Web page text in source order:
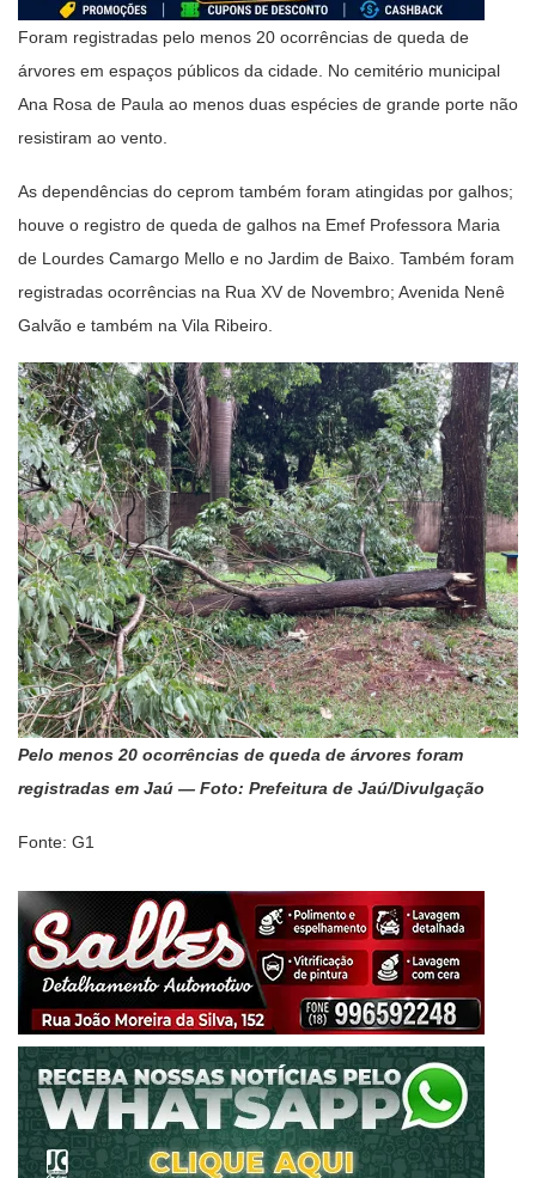
Foram registradas pelo menos 20 ocorrências de queda de
árvores em espaços públicos da cidade. No cemitério municipal
Ana Rosa de Paula ao menos duas espécies de grande porte não
resistiram ao vento.
As dependências do ceprom também foram atingidas por galhos;
houve o registro de queda de galhos na Emef Professora Maria
de Lourdes Camargo Mello e no Jardim de Baixo. Também foram
registradas ocorrências na Rua XV de Novembro; Avenida Nenê
Galvão e também na Vila Ribeiro.
Pelo menos 20 ocorrências de queda de árvores foram
registradas em Jaú — Foto: Prefeitura de Jaú/Divulgação
Fonte: G1